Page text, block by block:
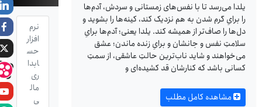
یلدا می‌رسد تا با نفس‌های زمستانی و سردش، آدم‌ها
را برایِ گرم شدن به هم نزدیک کند، کینه‌ها را بشوید و
دل‌ها را صاف‌تر از همیشه کند. یلدا یعنی؛ آدم‌ها برایِ
سلامتِ نفس و جانشان و برایِ زنده ماندن؛ عشق
می‌خواهند و شاید ناب‌ترین حالتِ عاشقی، از سمتِ
کسانی باشد که کنارشان قد کشیده‌ای و
مشاهده کامل مطلب
نرم
افزار
حس
ابدا
ری
مال
ی